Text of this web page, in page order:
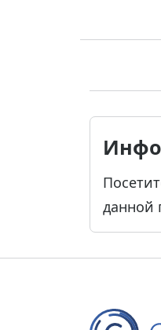
данной